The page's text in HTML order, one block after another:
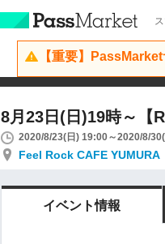
【重要】
8月23日(日)19時～【
2020/8/23(日) 19:00～2020/8/
Feel Rock CAFE YUMURA
イベント情報